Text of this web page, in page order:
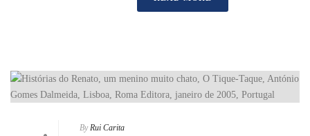
By Rui Carita